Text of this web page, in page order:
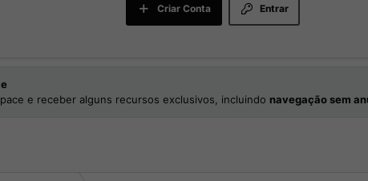
Entrar
Criar Conta
e receber alguns recursos exclusivos, incluindo navegação sem